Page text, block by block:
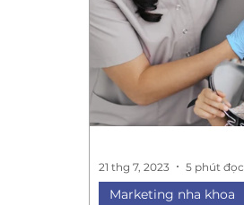
Marketing nha khoa
21 thg 7, 2023 5 phút đọc